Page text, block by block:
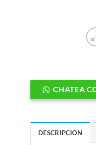
CHATEA
DESCRIPCIÓN